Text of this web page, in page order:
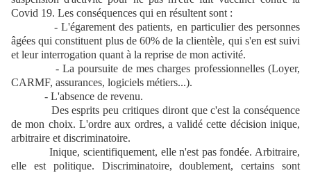
Covid 19. Les conséquences qui en résultent sont :
- L'égarement des patients, en particulier des personnes
âgées qui constituent plus de 60% de la clientèle, qui s'en est suivi
et leur interrogation quant à la reprise de mon activité.
- La poursuite de mes charges professionnelles (Loyer,
CARMF, assurances, logiciels métiers...).
- L'absence de revenu.
Des esprits peu critiques diront que c'est la conséquence
de mon choix. L'ordre aux ordres, a validé cette décision inique,
arbitraire et discriminatoire.
Inique, scientifiquement, elle n'est pas fondée. Arbitraire,
elle est politique. Discriminatoire, doublement, certains sont